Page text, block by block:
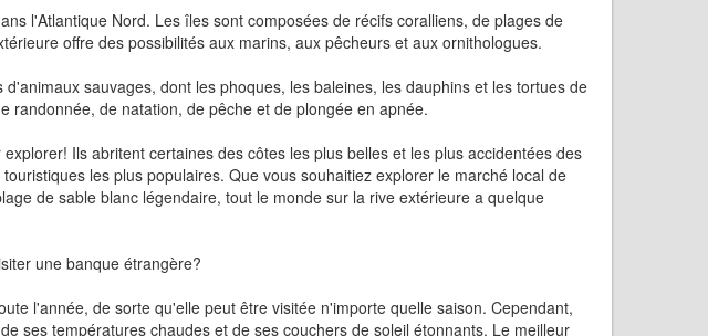
l'Atlantique Nord. Les îles sont composées de récifs coralliens, de plages de
offre des possibilités aux marins, aux pêcheurs et aux ornithologues.
sauvages, dont les phoques, les baleines, les dauphins et les tortues de
randonnée, de natation, de pêche et de plongée en apnée.
Ils abritent certaines des côtes les plus belles et les plus accidentées des
les plus populaires. Que vous souhaitiez explorer le marché local de
de sable blanc légendaire, tout le monde sur la rive extérieure a quelque
une banque étrangère?
l'année, de sorte qu'elle peut être visitée n'importe quelle saison. Cependant,
ses températures chaudes et de ses couchers de soleil étonnants. Le meilleur